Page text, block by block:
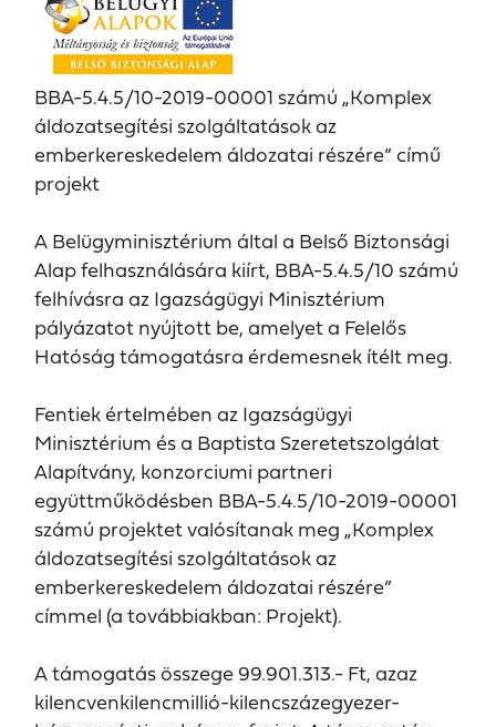
BBA-5.4.5/10-2019-00001 számú „Komplex
áldozatsegítési szolgáltatások az
emberkereskedelem áldozatai részére” című
projekt
A Belügyminisztérium által a Belső Biztonsági
Alap felhasználására kiírt, BBA-5.4.5/10 számú
felhívásra az Igazságügyi Minisztérium
pályázatot nyújtott be, amelyet a Felelős
Hatóság támogatásra érdemesnek ítélt meg.
Fentiek értelmében az Igazságügyi
Minisztérium és a Baptista Szeretetszolgálat
Alapítvány, konzorciumi partneri
együttműködésben BBA-5.4.5/10-2019-00001
számú projektet valósítanak meg „Komplex
áldozatsegítési szolgáltatások az
emberkereskedelem áldozatai részére”
címmel (a továbbiakban: Projekt).
A támogatás összege 99.901.313.- Ft, azaz
kilencvenkilencmillió-kilencszázegyezer-